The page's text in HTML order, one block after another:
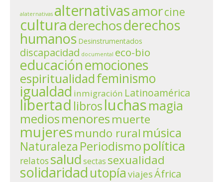
alaternativas alternativasamorcine
culturaderechosderechos
humanos Desinstrumentados
discapacidad documental eco-bio
educaciónemociones
espiritualidadfeminismo
igualdad inmigración Latinoamérica
libertad librosluchasmagia
mediosmenoresmuerte
mujeresmundo rural música
Naturaleza Periodismopolítica
relatos saludsectas sexualidad
solidaridad utopía viajesÁfrica